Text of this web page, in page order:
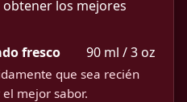
los mejores
fresco
90 ml / 3 oz
que sea recién
mejor sabor.